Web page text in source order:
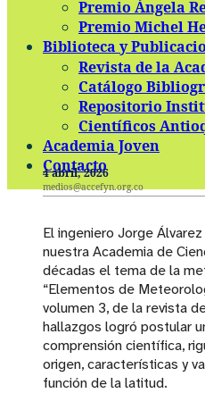
Premio Ángela
Premio Michel
Biblioteca y
Revista de la
Catálogo
Repositorio
Científicos
Academia Joven
Contacto
4 abril, 2026
medios@accefyn.org.co
El ingeniero Jorge
nuestra Academia de
décadas el tema de la
“Elementos de
volumen 3, de la revista
hallazgos logró postular
comprensión científica,
origen, características y
función de la latitud.